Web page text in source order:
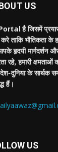
US
है जिसमें प्रयास
करे ताकि
हृदयी मार्गदर्शन
रहे, हमारी
के सार्थक
हैं।
US